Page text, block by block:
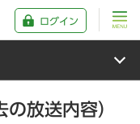
ログイン
放送内容）